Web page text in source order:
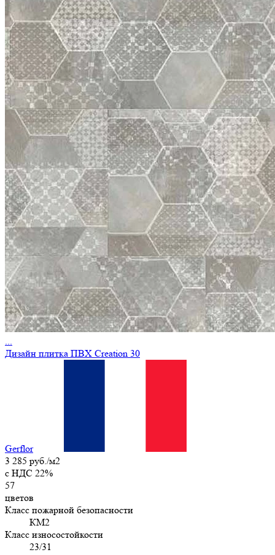
...
Дизайн плитка ПВХ Creation 30
Gerflor
3 285 руб./м2
c НДС 22%
57
цветов
Класс пожарной безопасности
КМ2
Класс износостойкости
23/31